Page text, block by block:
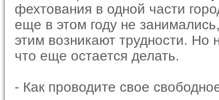
фехтования в одной части
еще в этом году не
этим возникают трудности.
что еще остается делать.
- Как проводите свое